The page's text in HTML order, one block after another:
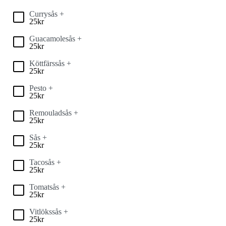
Currysås +
25kr
Guacamolesås +
25kr
Köttfärssås +
25kr
Pesto +
25kr
Remouladsås +
25kr
Sås +
25kr
Tacosås +
25kr
Tomatsås +
25kr
Vitlökssås +
25kr